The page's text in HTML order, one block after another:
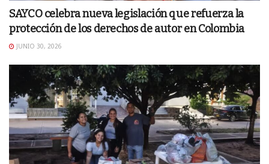
SAYCO celebra nueva legislación que refuerza la
protección de los derechos de autor en Colombia
JUNIO 30, 2026